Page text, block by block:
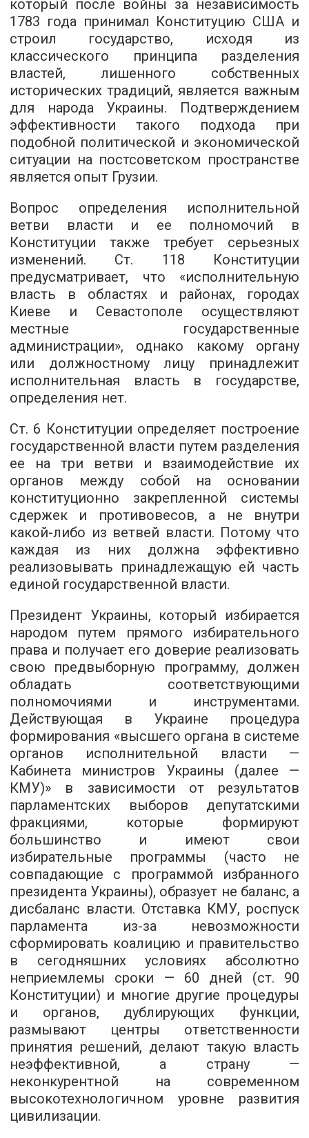
который после войны за независимость
1783 года принимал Конституцию США и
строил государство, исходя из
классического принципа разделения
властей, лишенного собственных
исторических традиций, является важным
для народа Украины. Подтверждением
эффективности такого подхода при
подобной политической и экономической
ситуации на постсоветском пространстве
является опыт Грузии.
Вопрос определения исполнительной
ветви власти и ее полномочий в
Конституции также требует серьезных
изменений. Ст. 118 Конституции
предусматривает, что «исполнительную
власть в областях и районах, городах
Киеве и Севастополе осуществляют
местные государственные
администрации», однако какому органу
или должностному лицу принадлежит
исполнительная власть в государстве,
определения нет.
Ст. 6 Конституции определяет построение
государственной власти путем разделения
ее на три ветви и взаимодействие их
органов между собой на основании
конституционно закрепленной системы
сдержек и противовесов, а не внутри
какой-либо из ветвей власти. Потому что
каждая из них должна эффективно
реализовывать принадлежащую ей часть
единой государственной власти.
Президент Украины, который избирается
народом путем прямого избирательного
права и получает его доверие реализовать
свою предвыборную программу, должен
обладать соответствующими
полномочиями и инструментами.
Действующая в Украине процедура
формирования «высшего органа в системе
органов исполнительной власти —
Кабинета министров Украины (далее —
КМУ)» в зависимости от результатов
парламентских выборов депутатскими
фракциями, которые формируют
большинство и имеют свои
избирательные программы (часто не
совпадающие с программой избранного
президента Украины), образует не баланс, а
дисбаланс власти. Отставка КМУ, роспуск
парламента из-за невозможности
сформировать коалицию и правительство
в сегодняшних условиях абсолютно
неприемлемы сроки — 60 дней (ст. 90
Конституции) и многие другие процедуры
и органов, дублирующих функции,
размывают центры ответственности
принятия решений, делают такую власть
неэффективной, а страну —
неконкурентной на современном
высокотехнологичном уровне развития
цивилизации.